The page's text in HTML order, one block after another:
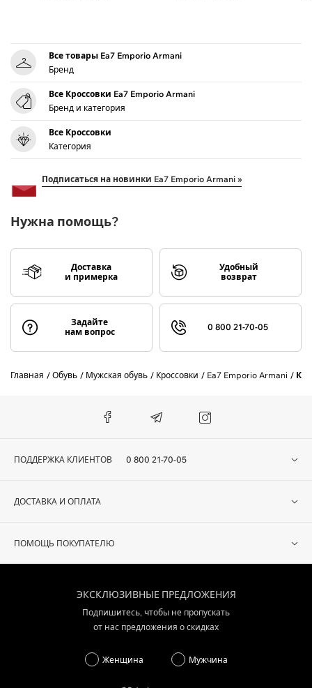
Все товары Ea7 Emporio Armani
Бренд
Все Кроссовки Ea7 Emporio Armani
Бренд и категория
Все Кроссовки
Категория
Подписаться на новинки Ea7 Emporio Armani »
Нужна помощь?
Доставка
и примерка
Удобный
возврат
Задайте
нам вопрос
0 800 21-70-05
Главная Обувь Мужская обувь Кроссовки Ea7 Emporio Armani
ПОДДЕРЖКА КЛИЕНТОВ 0 800 21-70-05
ДОСТАВКА И ОПЛАТА
ПОМОЩЬ ПОКУПАТЕЛЮ
ЭКСКЛЮЗИВНЫЕ ПРЕДЛОЖЕНИЯ
Подпишитесь, чтобы не пропускать
от нас предложения о скидках
Женщина Мужчина